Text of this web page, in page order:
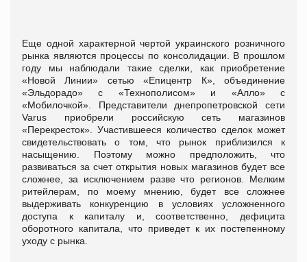
Еще одной характерной чертой украинского розничного
рынка являются процессы по консолидации. В прошлом
году мы наблюдали такие сделки, как приобретение
«Новой Линии» сетью «Епицентр К», объединение
«Эльдорадо» с «Технополисом» и «Алло» с
«Мобилочкой». Представители днепропетровской сети
Varus приобрели российскую сеть магазинов
«Перекресток». Участившееся количество сделок может
свидетельствовать о том, что рынок приблизился к
насыщению. Поэтому можно предположить, что
развиваться за счет открытия новых магазинов будет все
сложнее, за исключением разве что регионов. Мелким
ритейлерам, по моему мнению, будет все сложнее
выдерживать конкуренцию в условиях усложненного
доступа к капиталу и, соответственно, дефицита
оборотного капитала, что приведет к их постепенному
уходу с рынка.